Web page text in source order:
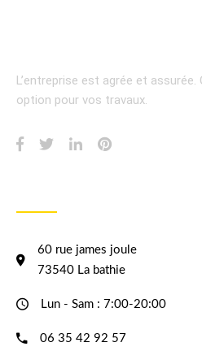
L’entreprise est agrée et assurée.
option pour vos travaux.
60 rue james joule
73540 La bathie
Lun - Sam : 7:00-20:00
06 35 42 92 57